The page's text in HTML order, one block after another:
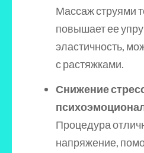
Массаж струями
повышает ее
эластичность,
с растяжками.
Снижение
Процедура
напряжение,